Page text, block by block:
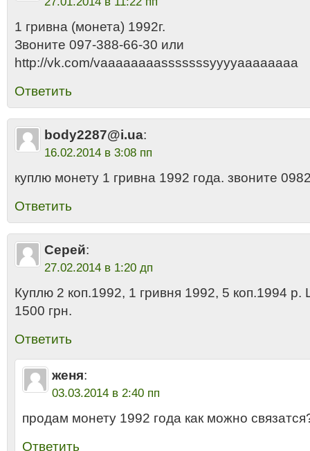
1 гривна (монета) 1992г.
Звоните 097-388-66-30 или
http://vk.com/vaaaaaaaasssssssyyyyaaaaaaaa
Ответить
body2287@i.ua:
16.02.2014 в 3:08 пп
куплю монету 1 гривна 1992 года. звоните
Ответить
Серей:
27.02.2014 в 1:20 дп
Куплю 2 коп.1992, 1 гривня 1992, 5 коп.1994 р.
1500 грн.
Ответить
женя:
03.03.2014 в 2:40 пп
продам монету 1992 года как можно
Ответить